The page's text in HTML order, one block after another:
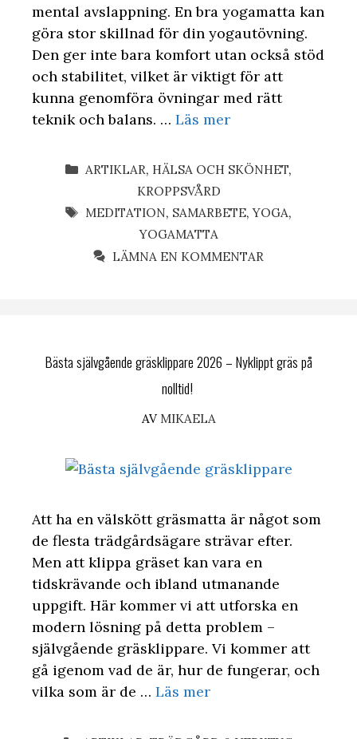
mental avslappning. En bra yogamatta kan
göra stor skillnad för din yogautövning.
Den ger inte bara komfort utan också stöd
och stabilitet, vilket är viktigt för att
kunna genomföra övningar med rätt
teknik och balans. … Läs mer
KATEGORIER
ARTIKLAR, HÄLSA OCH SKÖNHET,
KROPPSVÅRD
ETIKETTER
MEDITATION, SAMARBETE,YOGA,
YOGAMATTA
LÄMNA EN KOMMENTAR
Bästa självgående gräsklippare 2026 – Nyklippt gräs på
nolltid!
AV MIKAELA
Att ha en välskött gräsmatta är något som
de flesta trädgårdsägare strävar efter.
Men att klippa gräset kan vara en
tidskrävande och ibland utmanande
uppgift. Här kommer vi att utforska en
modern lösning på detta problem –
självgående gräsklippare. Vi kommer att
gå igenom vad de är, hur de fungerar, och
vilka som är de … Läs mer